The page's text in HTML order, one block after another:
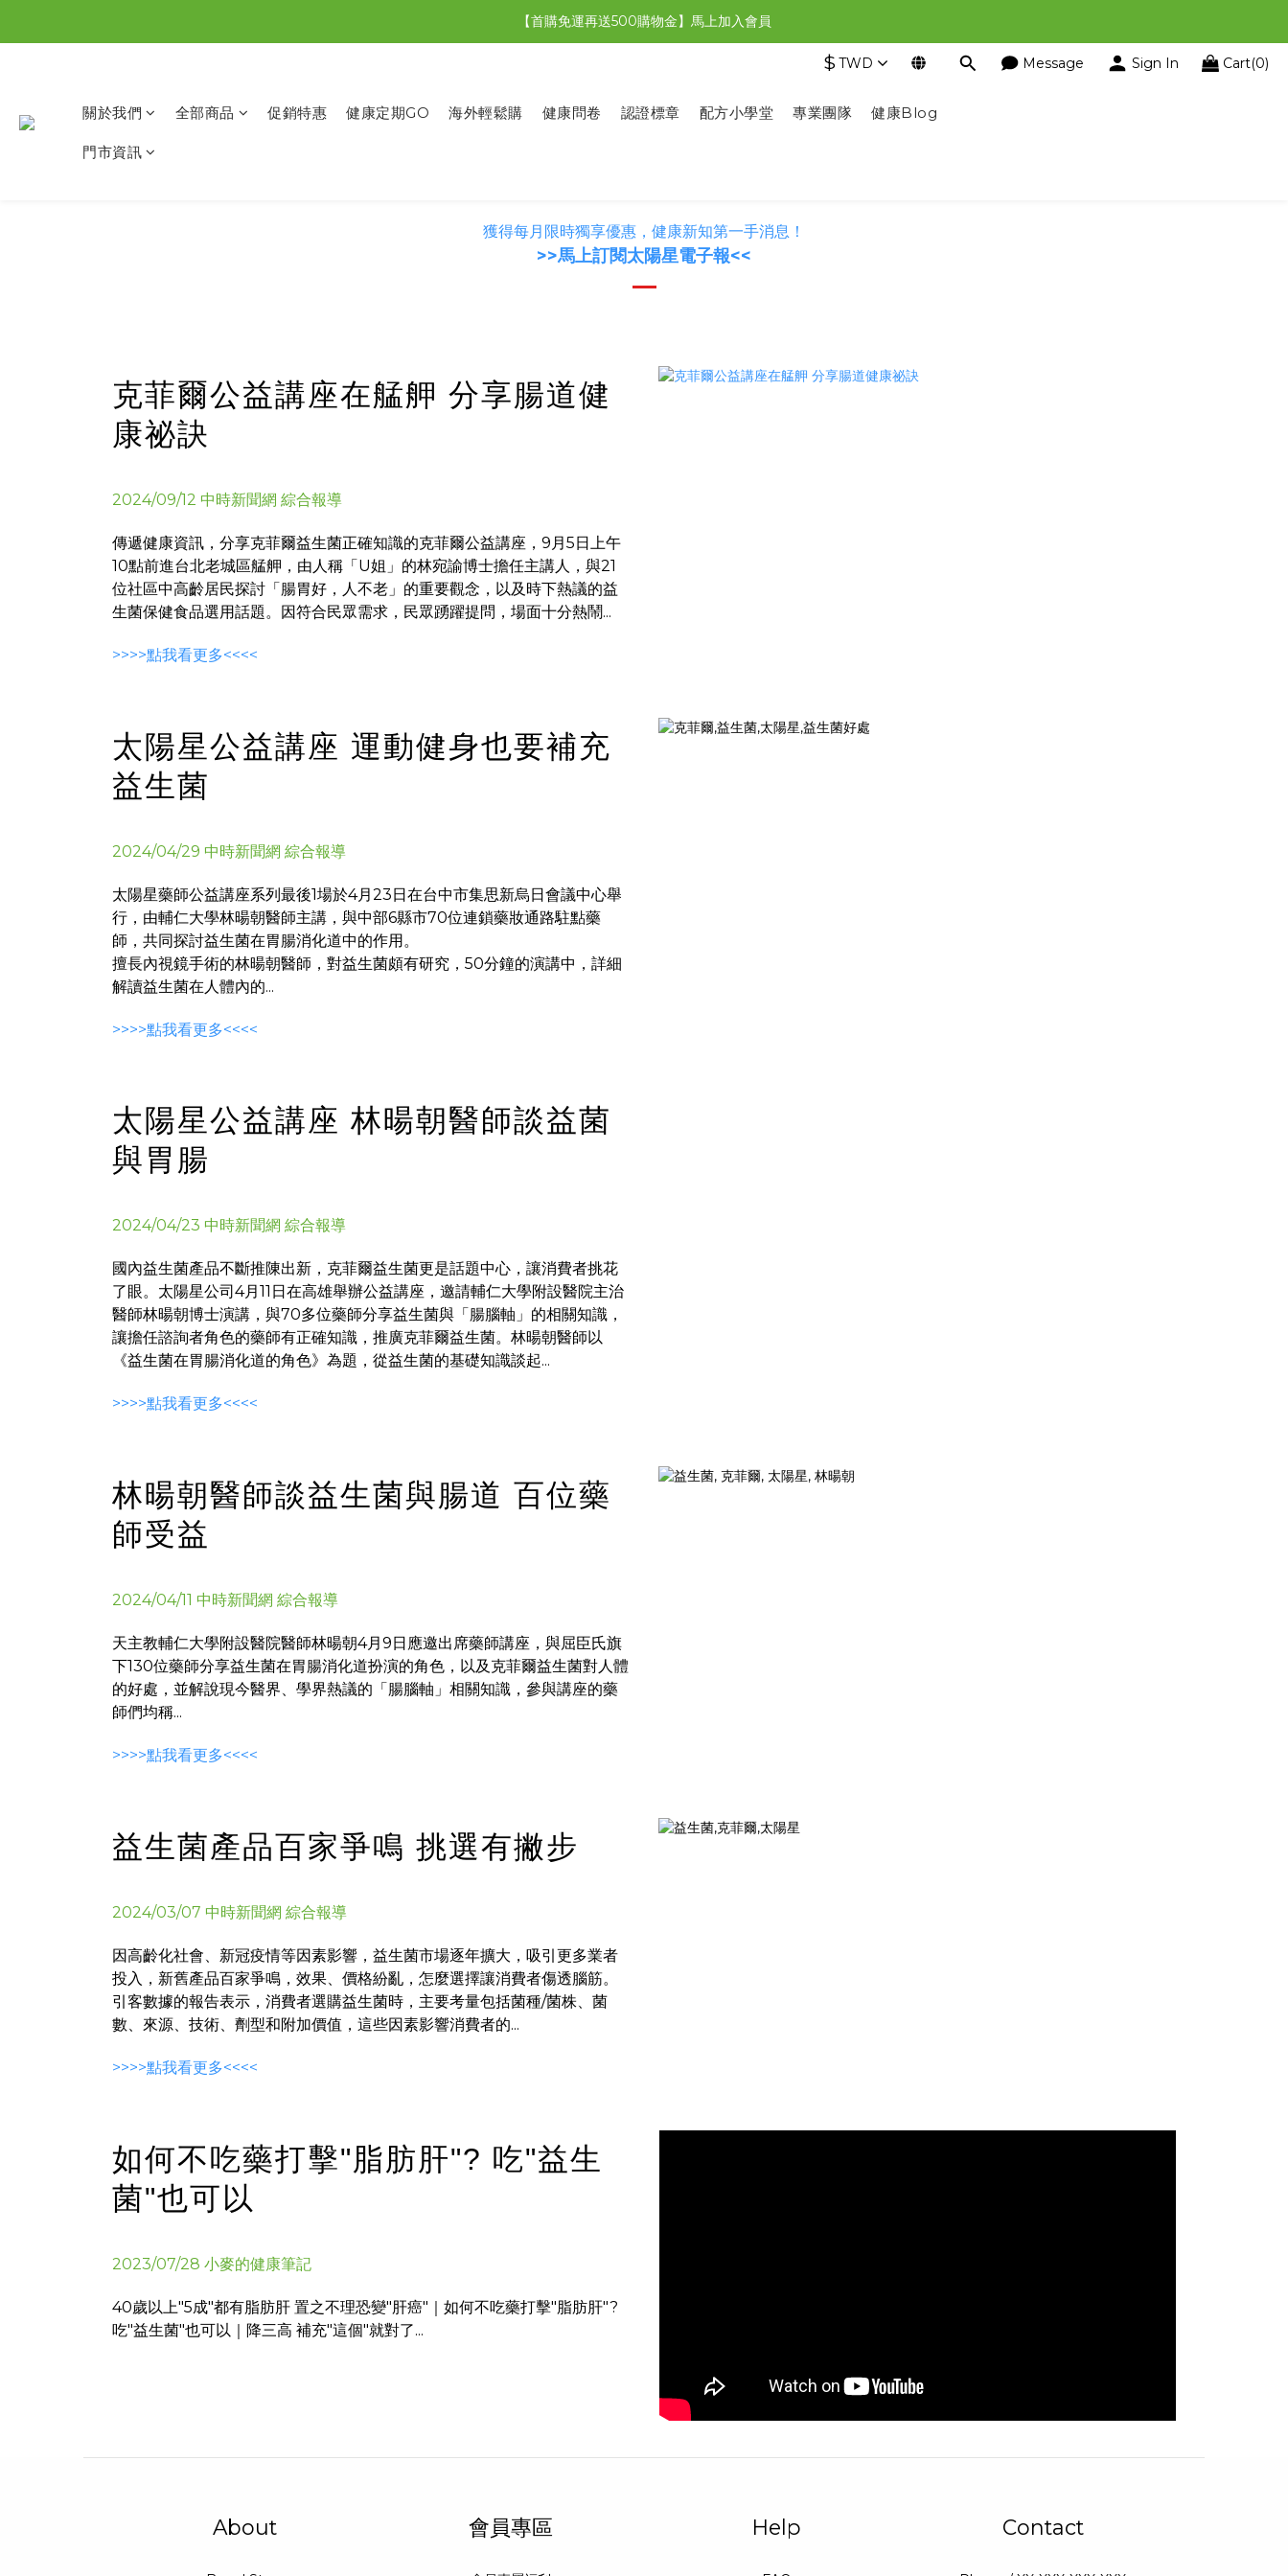
【限時特惠】全館滿1,000送500購物金！
【首購免運再送500購物金】馬上加入會員
$ TWD Message Sign In Cart(0)
關於我們 全部商品 促銷特惠 健康定期GO 海外輕鬆購 健康問卷 認證標章 配方小學堂 專業團隊 健康Blog
門市資訊
獲得每月限時獨享優惠，健康新知第一手消息！
>>馬上訂閱太陽星電子報<<
克菲爾公益講座在艋舺 分享腸道健
康祕訣
2024/09/12 中時新聞網 綜合報導
傳遞健康資訊，分享克菲爾益生菌正確知識的克菲爾公益講座，9月5日上午
10點前進台北老城區艋舺，由人稱「U姐」的林宛諭博士擔任主講人，與21
位社區中高齡居民探討「腸胃好，人不老」的重要觀念，以及時下熱議的益
生菌保健食品選用話題。因符合民眾需求，民眾踴躍提問，場面十分熱鬧...
>>>>點我看更多<<<<
太陽星公益講座 運動健身也要補充
益生菌
2024/04/29 中時新聞網 綜合報導
太陽星藥師公益講座系列最後1場於4月23日在台中市集思新烏日會議中心舉
行，由輔仁大學林暘朝醫師主講，與中部6縣市70位連鎖藥妝通路駐點藥
師，共同探討益生菌在胃腸消化道中的作用。
擅長內視鏡手術的林暘朝醫師，對益生菌頗有研究，50分鐘的演講中，詳細
解讀益生菌在人體內的...
>>>>點我看更多<<<<
太陽星公益講座 林暘朝醫師談益菌
與胃腸
2024/04/23 中時新聞網 綜合報導
國內益生菌產品不斷推陳出新，克菲爾益生菌更是話題中心，讓消費者挑花
了眼。太陽星公司4月11日在高雄舉辦公益講座，邀請輔仁大學附設醫院主治
醫師林暘朝博士演講，與70多位藥師分享益生菌與「腸腦軸」的相關知識，
讓擔任諮詢者角色的藥師有正確知識，推廣克菲爾益生菌。林暘朝醫師以
《益生菌在胃腸消化道的角色》為題，從益生菌的基礎知識談起...
>>>>點我看更多<<<<
林暘朝醫師談益生菌與腸道 百位藥
師受益
2024/04/11 中時新聞網 綜合報導
天主教輔仁大學附設醫院醫師林暘朝4月9日應邀出席藥師講座，與屈臣氏旗
下130位藥師分享益生菌在胃腸消化道扮演的角色，以及克菲爾益生菌對人體
的好處，並解說現今醫界、學界熱議的「腸腦軸」相關知識，參與講座的藥
師們均稱...
>>>>點我看更多<<<<
益生菌產品百家爭鳴 挑選有撇步
2024/03/07 中時新聞網 綜合報導
因高齡化社會、新冠疫情等因素影響，益生菌市場逐年擴大，吸引更多業者
投入，新舊產品百家爭鳴，效果、價格紛亂，怎麼選擇讓消費者傷透腦筋。
引客數據的報告表示，消費者選購益生菌時，主要考量包括菌種/菌株、菌
數、來源、技術、劑型和附加價值，這些因素影響消費者的...
>>>>點我看更多<<<<
如何不吃藥打擊"脂肪肝"? 吃"益生
菌"也可以
2023/07/28 小麥的健康筆記
40歲以上"5成"都有脂肪肝 置之不理恐變"肝癌"｜如何不吃藥打擊"脂肪肝"?
吃"益生菌"也可以｜降三高 補充"這個"就對了...
About 會員專區 Help Contact